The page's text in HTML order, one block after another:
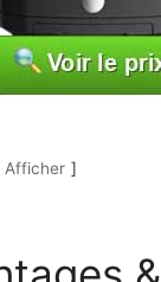
Afficher